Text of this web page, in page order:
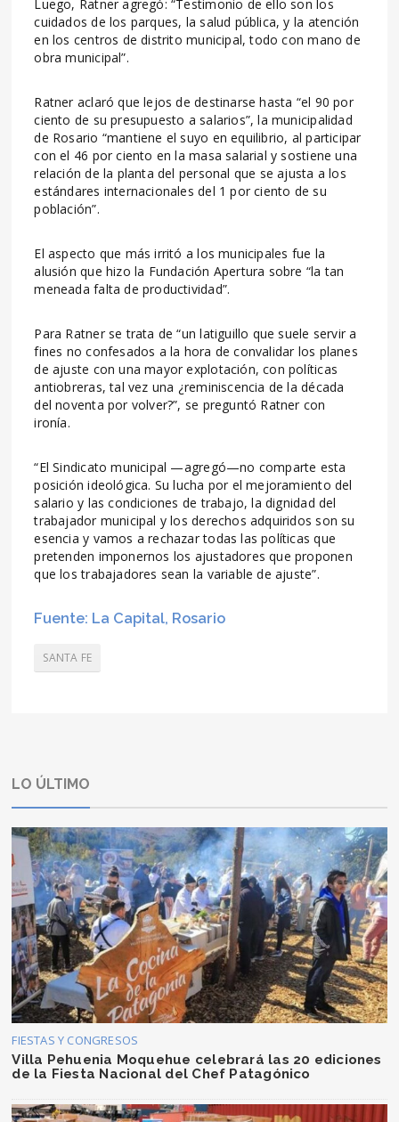
Luego, Ratner agregó: “Testimonio de ello son los
cuidados de los parques, la salud pública, y la atención
en los centros de distrito municipal, todo con mano de
obra municipal”.
Ratner aclaró que lejos de destinarse hasta “el 90 por
ciento de su presupuesto a salarios”, la municipalidad
de Rosario “mantiene el suyo en equilibrio, al participar
con el 46 por ciento en la masa salarial y sostiene una
relación de la planta del personal que se ajusta a los
estándares internacionales del 1 por ciento de su
población”.
El aspecto que más irritó a los municipales fue la
alusión que hizo la Fundación Apertura sobre “la tan
meneada falta de productividad”.
Para Ratner se trata de “un latiguillo que suele servir a
fines no confesados a la hora de convalidar los planes
de ajuste con una mayor explotación, con políticas
antiobreras, tal vez una ¿reminiscencia de la década
del noventa por volver?”, se preguntó Ratner con
ironía.
“El Sindicato municipal —agregó—no comparte esta
posición ideológica. Su lucha por el mejoramiento del
salario y las condiciones de trabajo, la dignidad del
trabajador municipal y los derechos adquiridos son su
esencia y vamos a rechazar todas las políticas que
pretenden imponernos los ajustadores que proponen
que los trabajadores sean la variable de ajuste”.
Fuente: La Capital, Rosario
SANTA FE
LO ÚLTIMO
FIESTAS Y CONGRESOS
Villa Pehuenia Moquehue celebrará las 20 ediciones
de la Fiesta Nacional del Chef Patagónico